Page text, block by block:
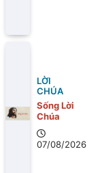
LỜI
CHÚA
Sống Lời
Chúa
07/08/2026